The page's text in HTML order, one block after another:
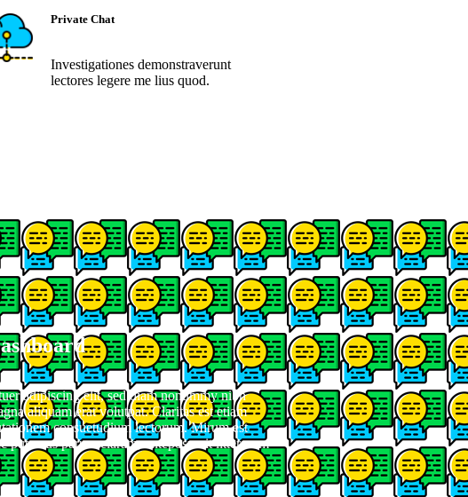
Private Chat
Investigationes demonstraverunt
lectores legere me lius quod.
adipiscing elit, sed diam nonummy nibh
aliquam erat volutpat. Claritas est etiam
consuetudium lectorum. Mirum est
putamus parum claram, anteposuerit litterarum